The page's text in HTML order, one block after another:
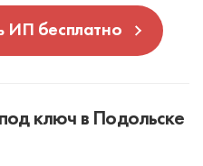
ИП бесплатно
ключ в Подольске